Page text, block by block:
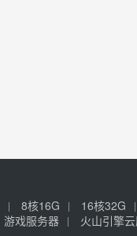
8核16G 16核32G
游戏服务器 火山引擎